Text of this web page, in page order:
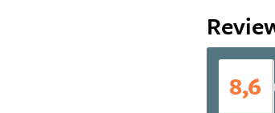
8,6